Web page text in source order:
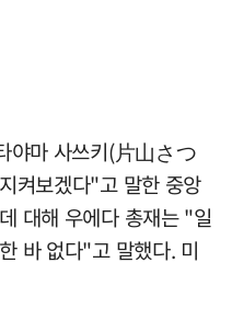
야마 사쓰키(片山さつ
켜보겠다"고 말한 중앙
대해 우에다 총재는 "일
바 없다"고 말했다. 미